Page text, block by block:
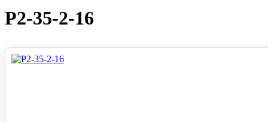
Р2-35-2-16